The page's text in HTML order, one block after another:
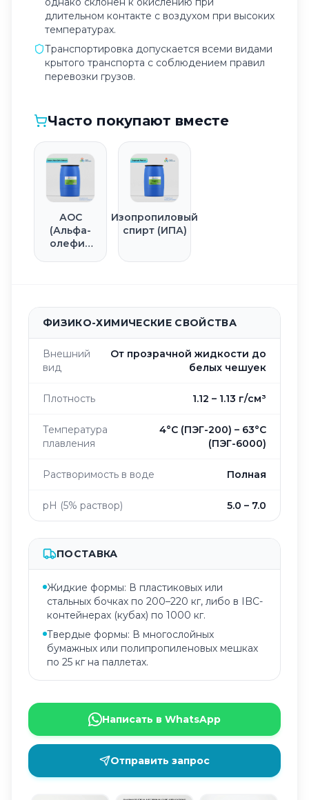
длительном контакте с воздухом при высоких
температурах.
Транспортировка допускается всеми видами
крытого транспорта с соблюдением правил
перевозки грузов.
Часто покупают вместе
АОС
(Альфа-
олефин
Изопропиловый
спирт (ИПА)
ФИЗИКО-ХИМИЧЕСКИЕ СВОЙСТВА
Внешний
вид
От прозрачной жидкости до
белых чешуек
Плотность 1.12 – 1.13 г/см³
Температура
плавления
4°C (ПЭГ-200) – 63°C
(ПЭГ-6000)
Растворимость в воде Полная
pH (5% раствор) 5.0 – 7.0
ПОСТАВКА
Жидкие формы: В пластиковых или
стальных бочках по 200–220 кг, либо в IBC-
контейнерах (кубах) по 1000 кг.
Твердые формы: В многослойных
бумажных или полипропиленовых мешках
по 25 кг на паллетах.
Написать в WhatsApp
Отправить запрос